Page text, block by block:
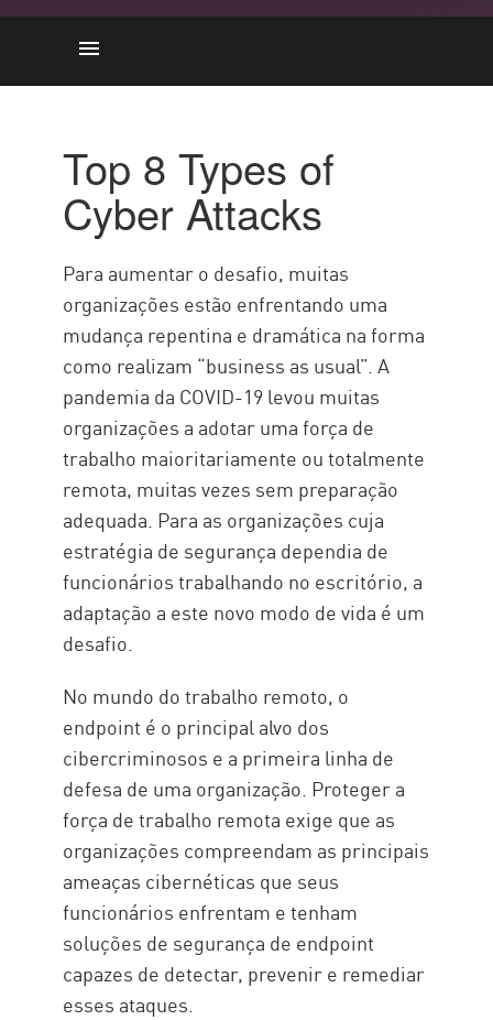
Sem arquivo
Phishing
Aplicativos
DoS
Dia zero
DESCONHECIDAS
Solução
Top 8 Types of
Cyber Attacks
Para aumentar o desafio, muitas
organizações estão enfrentando uma
mudança repentina e dramática na forma
como realizam “business as usual”. A
pandemia da COVID-19 levou muitas
organizações a adotar uma força de
trabalho maioritariamente ou totalmente
remota, muitas vezes sem preparação
adequada. Para as organizações cuja
estratégia de segurança dependia de
funcionários trabalhando no escritório, a
adaptação a este novo modo de vida é um
desafio.
No mundo do trabalho remoto, o
endpoint é o principal alvo dos
cibercriminosos e a primeira linha de
defesa de uma organização. Proteger a
força de trabalho remota exige que as
organizações compreendam as principais
ameaças cibernéticas que seus
funcionários enfrentam e tenham
soluções de segurança de endpoint
capazes de detectar, prevenir e remediar
esses ataques.